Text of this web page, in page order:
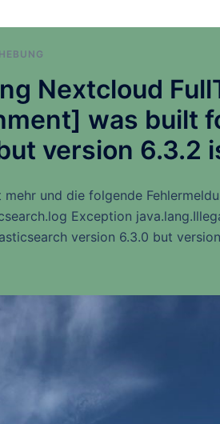
Nextcloud
was built
version 6.3.2
und die folgende
Exception
version 6.3.0 but